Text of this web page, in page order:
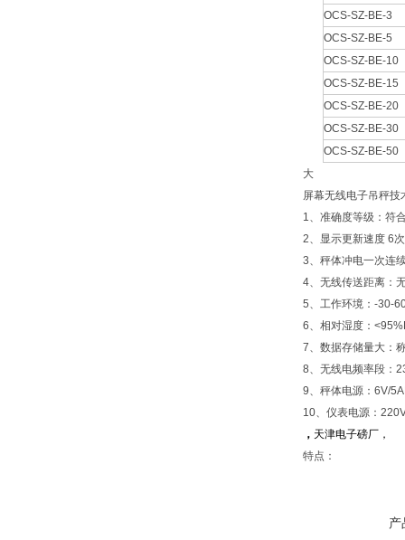
OCS-SZ-BE-3
OCS-SZ-BE-5
OCS-SZ-BE-10
OCS-SZ-BE-15
OCS-SZ-BE-20
OCS-SZ-BE-30
OCS-SZ-BE-50
大
屏幕无线电子吊秤技
1、准确度等级：符
2、显示更新速度 6
3、秤体冲电一次连
4、无线传送距离：
5、工作环境：-30-
6、相对湿度：
7、数据存储量大：
8、无线电频率段：
9、秤体电源：6V/
10、仪表电源：
， 天津电子磅厂，
特点：
产